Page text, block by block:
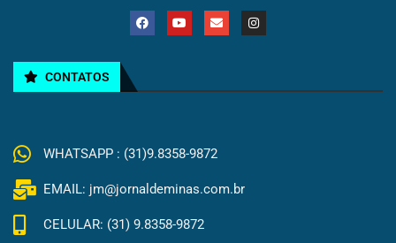
CONTATOS
WHATSAPP : (31)9.8358-9872
EMAIL: jm@jornaldeminas.com.br
CELULAR: (31) 9.8358-9872